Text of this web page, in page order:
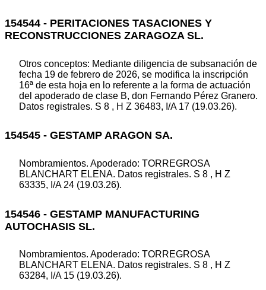
154544 - PERITACIONES TASACIONES Y
RECONSTRUCCIONES ZARAGOZA SL.
Otros conceptos: Mediante diligencia de subsanación de
fecha 19 de febrero de 2026, se modifica la inscripción
16ª de esta hoja en lo referente a la forma de actuación
del apoderado de clase B, don Fernando Pérez Granero.
Datos registrales. S 8 , H Z 36483, I/A 17 (19.03.26).
154545 - GESTAMP ARAGON SA.
Nombramientos. Apoderado: TORREGROSA
BLANCHART ELENA. Datos registrales. S 8 , H Z
63335, I/A 24 (19.03.26).
154546 - GESTAMP MANUFACTURING
AUTOCHASIS SL.
Nombramientos. Apoderado: TORREGROSA
BLANCHART ELENA. Datos registrales. S 8 , H Z
63284, I/A 15 (19.03.26).